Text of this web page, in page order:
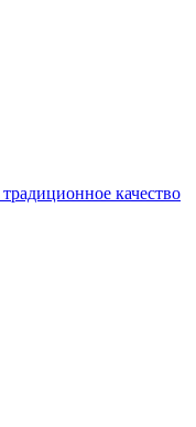
традиционное качество